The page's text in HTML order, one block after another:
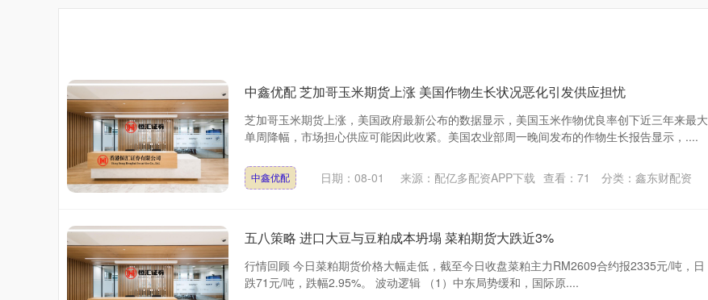
中鑫优配 芝加哥玉米期货上涨 美国作物生长状况恶化引发供应担忧
芝加哥玉米期货上涨，美国政府最新公布的数据显示，美国玉米作物优良率创下近三年来最大
单周降幅，市场担心供应可能因此收紧。美国农业部周一晚间发布的作物生长报告显示，....
中鑫优配 日期：08-01 来源：配亿多配资APP下载 查看： 71 分类： 鑫东财配资
五八策略 进口大豆与豆粕成本坍塌 菜粕期货大跌近3%
行情回顾 今日菜粕期货价格大幅走低，截至今日收盘菜粕主力RM2609合约报2335元/吨，日
跌71元/吨，跌幅2.95%。 波动逻辑 （1）中东局势缓和，国际原....